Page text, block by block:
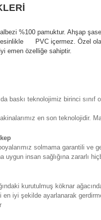
%100 pamuktur. Ahşap
PVC içermez. Özel
emen özelliğe sahiptir.
baskı teknolojimiz birinci sınıf
en son teknolojidir.
solmama garantili ve
uygun insan sağlığına zararlı
kurutulmuş köknar
iyi şekilde ayarlanarak